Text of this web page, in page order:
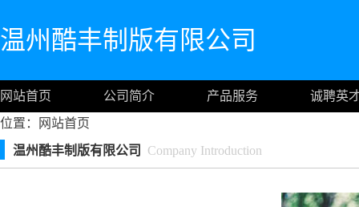
温州酷丰制版有限公司
网站首页 公司简介 产品服务
诚聘英
位置：
网站首页
温州酷丰制版有限公司
Company Introduction